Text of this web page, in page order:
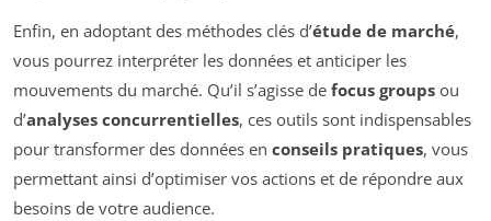
Enfin, en adoptant des méthodes clés d’étude de marché,
vous pourrez interpréter les données et anticiper les
mouvements du marché. Qu’il s’agisse de focus groups ou
d’analyses concurrentielles, ces outils sont indispensables
pour transformer des données en conseils pratiques, vous
permettant ainsi d’optimiser vos actions et de répondre aux
besoins de votre audience.